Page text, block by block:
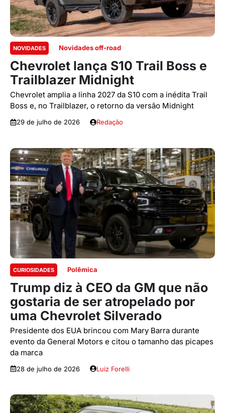
NOVIDADES Novidades off-road
Chevrolet lança S10 Trail Boss e
Trailblazer Midnight
Chevrolet amplia a linha 2027 da S10 com a inédita Trail
Boss e, no Trailblazer, o retorno da versão Midnight
29 de julho de 2026 Redação
CURIOSIDADES Polêmica
Trump diz à CEO da GM que não
gostaria de ser atropelado por
uma Chevrolet Silverado
Presidente dos EUA brincou com Mary Barra durante
evento da General Motors e citou o tamanho das picapes
da marca
28 de julho de 2026 Luiz Forelli